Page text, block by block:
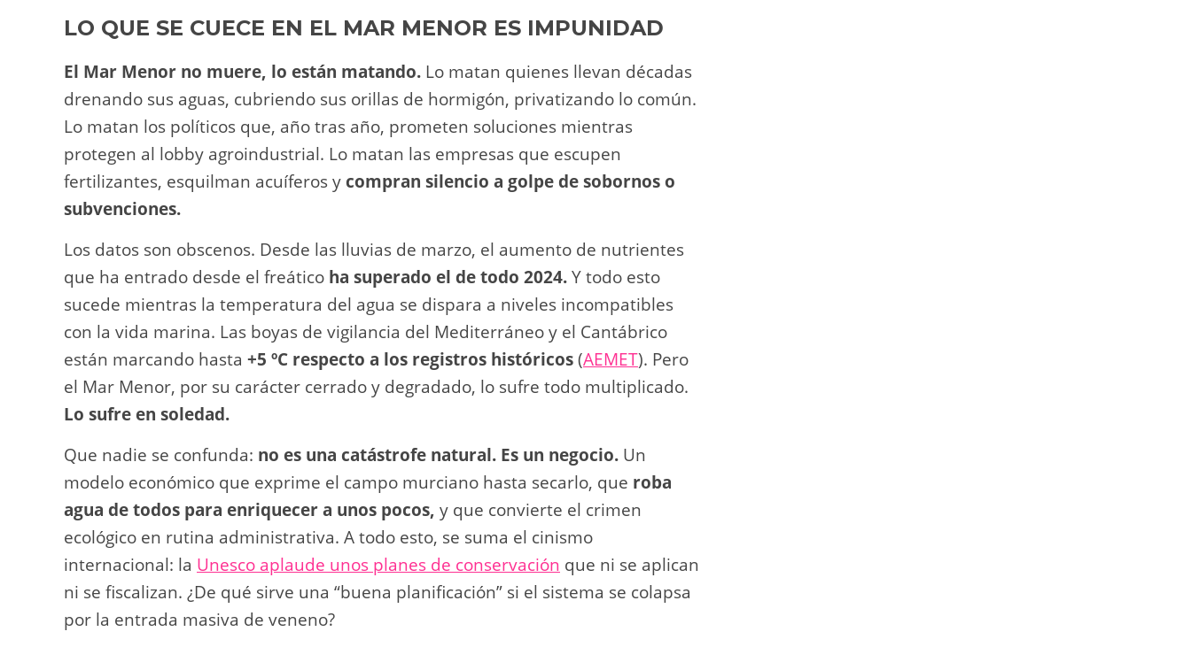
LO QUE SE CUECE EN EL MAR MENOR ES IMPUNIDAD
El Mar Menor no muere, lo están matando. Lo matan quienes llevan décadas
drenando sus aguas, cubriendo sus orillas de hormigón, privatizando lo común.
Lo matan los políticos que, año tras año, prometen soluciones mientras
protegen al lobby agroindustrial. Lo matan las empresas que escupen
fertilizantes, esquilman acuíferos ycompran silencio a golpe de sobornos o
subvenciones.
Los datos son obscenos. Desde las lluvias de marzo, el aumento de nutrientes
que ha entrado desde el freático ha superado el de todo 2024.Y todo esto
sucede mientras la temperatura del agua se dispara a niveles incompatibles
con la vida marina. Las boyas de vigilancia del Mediterráneo y el Cantábrico
están marcando hasta +5 ºC respecto a los registros históricos(AEMET). Pero
el Mar Menor, por su carácter cerrado y degradado, lo sufre todo multiplicado.
Lo sufre en soledad.
Que nadie se confunda: no es una catástrofe natural. Es un negocio. Un
modelo económico que exprime el campo murciano hasta secarlo, que roba
agua de todos para enriquecer a unos pocos, y que convierte el crimen
ecológico en rutina administrativa. A todo esto, se suma el cinismo
internacional: la Unesco aplaude unos planes de conservación que ni se aplican
ni se fiscalizan. ¿De qué sirve una “buena planificación” si el sistema se colapsa
por la entrada masiva de veneno?